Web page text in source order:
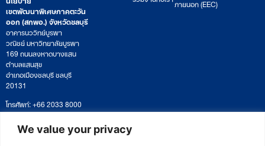
We value your privacy
เขตพัฒนาพิเศษภาคตะวัน
ออก (สกพอ.) จังหวัดชลบุรี
อาคารนววิทย์บูรพา
วณิชย์ มหาวิทยาลัยบูรพา
169 ถนนลงหาดบางแสน
ตำบลแสนสุข
อำเภอเมืองชลบุรี ชลบุรี
20131
โทรศัพท์: +66 2033 8000
เวลาทำการ: จันทร์ – ศุกร์
09:00 – 17:00 น.
ติดตามหนังสือหรือยื่นเอกสาร
ภายนอก (EEC)